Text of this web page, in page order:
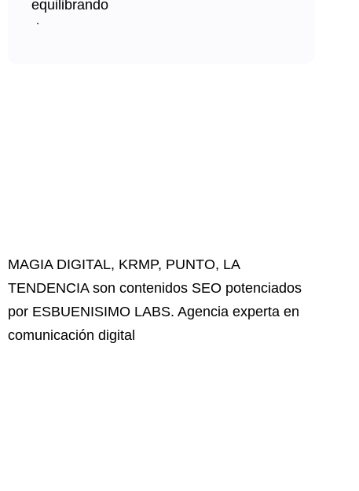
MAGIA DIGITAL, KRMP, PUNTO, LA
TENDENCIAson contenidos SEO potenciados
por ESBUENISIMO LABS. Agencia experta en
comunicación digital